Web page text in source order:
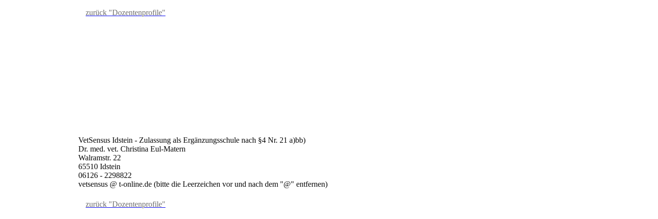
zurück "Dozentenprofile"
VetSensus Idstein - Zulassung als Ergänzungsschule nach §4 Nr. 21 a)bb)
Dr. med. vet. Christina Eul-Matern
Walramstr. 22
65510 Idstein
06126 - 2298822
vetsensus @ t-online.de (bitte die Leerzeichen vor und nach dem "@" entfernen)
zurück "Dozentenprofile"